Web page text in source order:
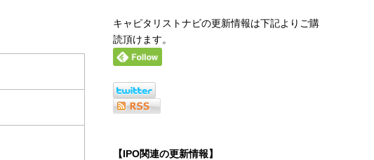
キャピタリストナビの更新情報は下記よりご購
読頂けます。
【IPO関連の更新情報】